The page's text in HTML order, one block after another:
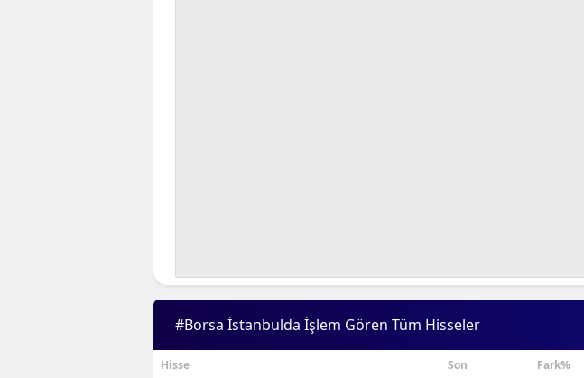
#Borsa İstanbulda İşlem Gören Tüm Hisseler
Hisse Son Fark%